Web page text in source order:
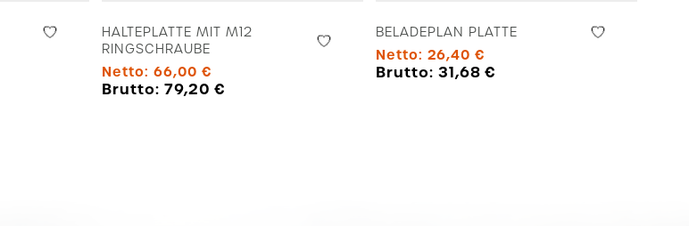
HALTEPLATTE MIT M12
RINGSCHRAUBE
Netto: 66,00 €
Brutto: 79,20€
BELADEPLAN PLATTE
Netto: 26,40 €
Brutto: 31,68€